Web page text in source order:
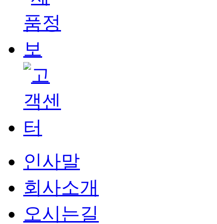
인사말
회사소개
오시는길